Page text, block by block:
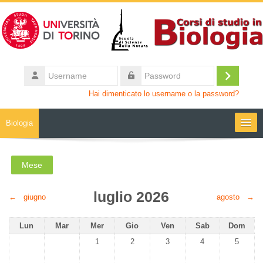
Username
Login
Hai dimenticato lo username o la password?
Biologia
Mese
← giugno luglio 2026 agosto →
Lunedi
Lun Martedì
Mar Mercoledì
Mer Giovedì
Gio Venerdì
Ven Sabato
Sab
Dom
Nessun evento, mercoledì 1 luglio
1 Nessun evento, giovedì 2 luglio
2 Nessun evento, venerdì 3
3 Nessun evento,
4 Nessun
5